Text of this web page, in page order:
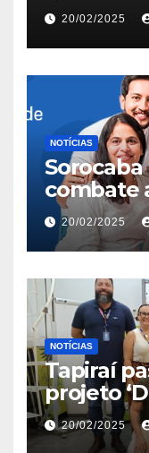
20/02/2025
NOTÍCIAS
combate
Jardim
20/02/2025
NOTÍCIAS
Tapiraí
projeto
Ribeira’ |
20/02/2025